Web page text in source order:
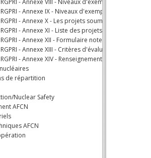
- Annexe VIII - Niveaux d'exemption de
- Annexe IX - Niveaux d'exemption de
- Annexe X - Les projets soumis au rapport
- Annexe XI - Liste des projets soumis à un
- Annexe XII - Formulaire note de screening
- Annexe XIII - Critères d'évaluation screening
- Annexe XIV - Renseignements
de répartition
Nuclear Safety
AFCN
AFCN